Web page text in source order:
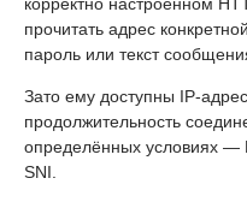
прочитать адрес
пароль или текст
Зато ему доступны IP-
продолжительность
определённых условиях —
SNI.